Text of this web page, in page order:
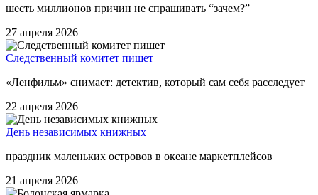
шесть миллионов причин не спрашивать “зачем?”
27 апреля 2026
Следственный комитет пишет
«Ленфильм» снимает: детектив, который сам себя расследует
22 апреля 2026
День независимых книжных
праздник маленьких островов в океане маркетплейсов
21 апреля 2026